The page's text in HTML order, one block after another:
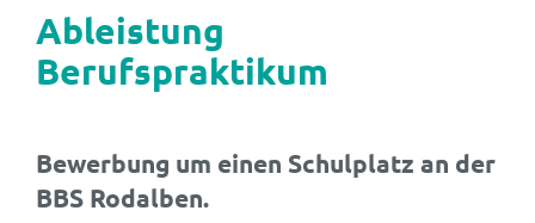
Ableistung
Berufspraktikum
Bewerbung um einen Schulplatz an der
BBS Rodalben.